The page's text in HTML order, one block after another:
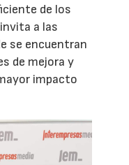
de los
a las
se encuentran
de mejora y
impacto